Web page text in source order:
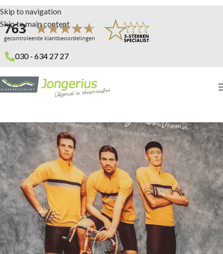
Skip to navigation
Skip to main content
030 - 634 27 27